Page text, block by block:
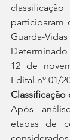
participaram
Guarda-
Determinado
12 de
Edital nº 01/
Classificação
Após
etapas de